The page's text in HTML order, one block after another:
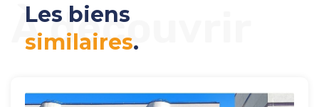
À découvrir
Les biens
similaires.